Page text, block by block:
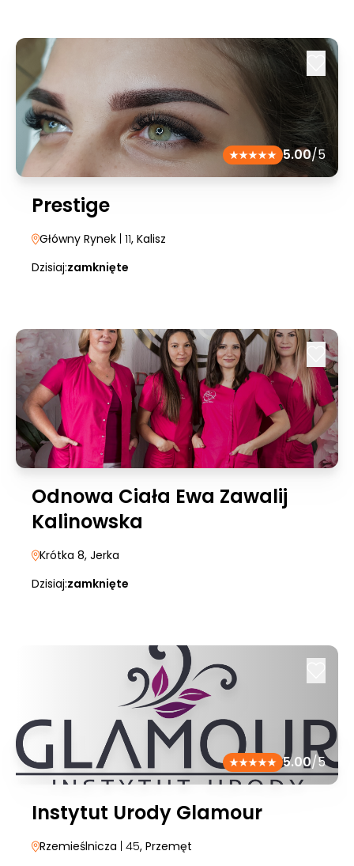
5.00/5
Prestige
Główny Rynek | 11, Kalisz
Dzisiaj:zamknięte
Odnowa Ciała Ewa Zawalij
Kalinowska
Krótka 8, Jerka
Dzisiaj:zamknięte
5.00/5
Instytut Urody Glamour
Rzemieślnicza | 45, Przemęt